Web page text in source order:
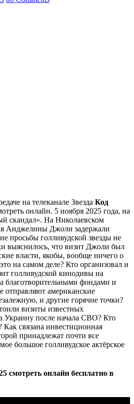
на телеканале Звезда Код
онлайн. 5 ноября 2025 года, на
скандал». На Николаевском
Анджелины Джоли задержали
просьбы голливудской звезды не
выяснилось, что визит Джоли был
власти, якобы, вообще ничего о
на самом деле? Кто организовал и
голливудской кинодивы на
благотворительными фондами и
отправляют американские
и другие горячие точки?
визиты известных
Украину после начала СВО? Кто
Как связана инвестиционная
принадлежат почти все
большое голливудское актёрское
смотреть онлайн бесплатно в